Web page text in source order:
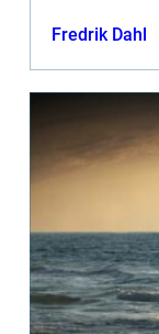
Fredrik Dahl